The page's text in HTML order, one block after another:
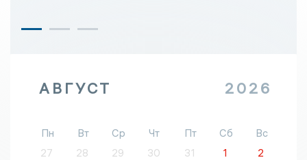
АВГУСТ 2026
Пн Вт Ср Чт Пт Сб
Вс
27
28 29 30 31 1
2